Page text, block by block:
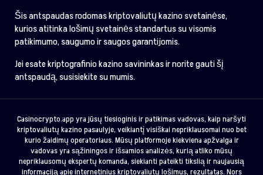
Šis antspaudas rodomas kriptovaliutų kazino svetainėse,
kurios atitinka lošimų svetainės standartus su visomis
patikimumo, saugumo ir saugos garantijomis.
Jei esate kriptografinio kazino savininkas ir norite gauti šį
antspaudą, susisiekite su mumis.
Casinocrypto.app yra jūsų tiesioginis ir patikimas vadovas, kaip naršyti
kriptovaliutų kazino pasaulyje, veikiantį visiškai nepriklausomai nuo bet
kurio žaidimų operatoriaus. Mūsų platformoje kiekviena apžvalga ir
vadovas yra sąžiningos ir išsamios analizės, kurią atliko mūsų
nepriklausomų ekspertų komanda, siekianti pateikti tikslią ir naujausią
informaciją apie internetinius kriptovaliutų lošimus, rezultatas. Nors